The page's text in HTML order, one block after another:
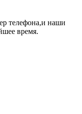
телефона,и наши
время.